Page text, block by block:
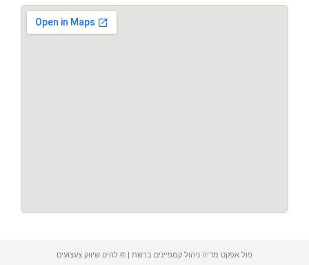
פול אפקט מדיה ניהול קמפיינים ברשת | © להיט שיווק צעצועים